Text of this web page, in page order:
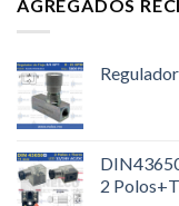
AGREGADOS
2